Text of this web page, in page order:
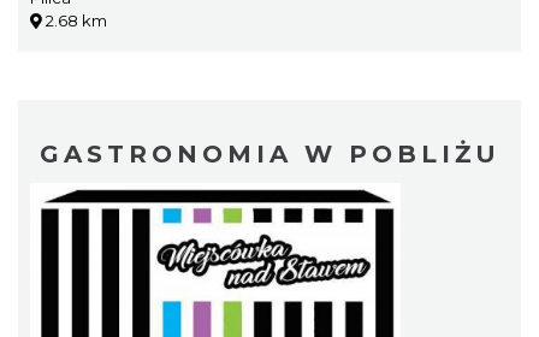
2.68 km
GASTRONOMIA W POBLIŻU